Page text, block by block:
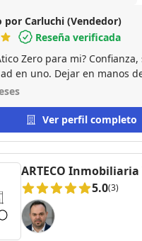
por Carluchi (Vendedor)
Reseña verificada
Zero para mi?
en uno. Dejar en manos de
a tus propiedades es
híbrida que te puede
a interiorismo y
Ver perfil completo
ARTECO
5.0(3)